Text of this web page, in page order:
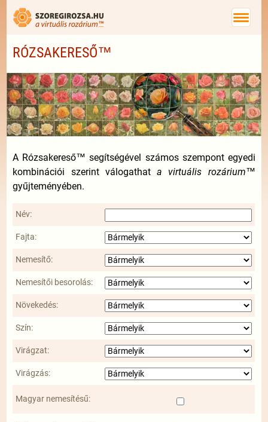
RÓZSAKERESŐ™
A Rózsakereső™ segítségével számos szempont egyedi
kombinációi szerint válogathata virtuális rozárium™
gyűjteményében.
Név:
Fajta:
Nemesítő:
Nemesítői besorolás:
Növekedés:
Szín:
Virágzat:
Virágzás:
Magyar nemesítésű: